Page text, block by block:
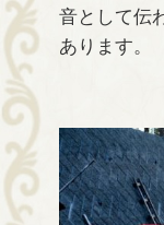
音として伝
あります。